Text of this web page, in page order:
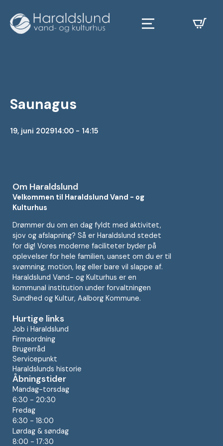
Saunagus
19, juni 202914:00 - 14:15
Om Haraldslund
Velkommen til Haraldslund Vand - og
Kulturhus
Drømmer du om en dag fyldt med aktivitet,
sjov og afslapning? Så er Haraldslund stedet
for dig! Vores moderne faciliteter byder på
oplevelser for hele familien, uanset om du er til
svømning, motion, leg eller bare vil slappe af.
Haraldslund Vand- og Kulturhus er en
kommunal institution under forvaltningen
Sundhed og Kultur, Aalborg Kommune.
Hurtige links
Job i Haraldslund
Firmaordning
Brugerråd
Servicepunkt
Haraldslunds historie
Åbningstider
Mandag-torsdag
6:30 - 20:30
Fredag
6:30 - 18:00
Lørdag & søndag
8:00 - 17:30